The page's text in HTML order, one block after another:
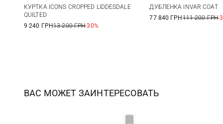
8 10 12 14
КУРТКА ICONS CROPPED LIDDESDALE
QUILTED
9 240 ГРН13 200 ГРН-30%
S M
ДУБЛЕНКА INVAR COAT
77 840 ГРН111 200 ГРН-
ВАС МОЖЕТ ЗАИНТЕРЕСОВАТЬ